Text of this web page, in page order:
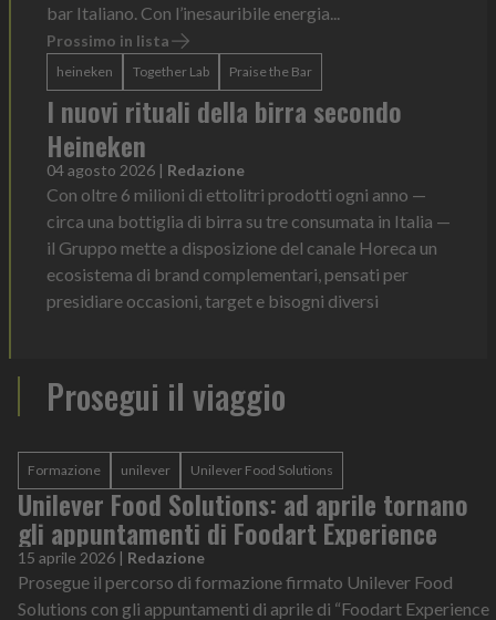
bar Italiano. Con l’inesauribile energia...
Prossimo in lista
heineken Together Lab Praise the Bar
I nuovi rituali della birra secondo
Heineken
04 agosto 2026 | Redazione
Con oltre 6 milioni di ettolitri prodotti ogni anno —
circa una bottiglia di birra su tre consumata in Italia —
il Gruppo mette a disposizione del canale Horeca un
ecosistema di brand complementari, pensati per
presidiare occasioni, target e bisogni diversi
Prosegui il viaggio
Formazione unilever Unilever Food Solutions
Unilever Food Solutions: ad aprile tornano
gli appuntamenti di Foodart Experience
15 aprile 2026 | Redazione
Prosegue il percorso di formazione firmato Unilever Food
Solutions con gli appuntamenti di aprile di “Foodart Experience